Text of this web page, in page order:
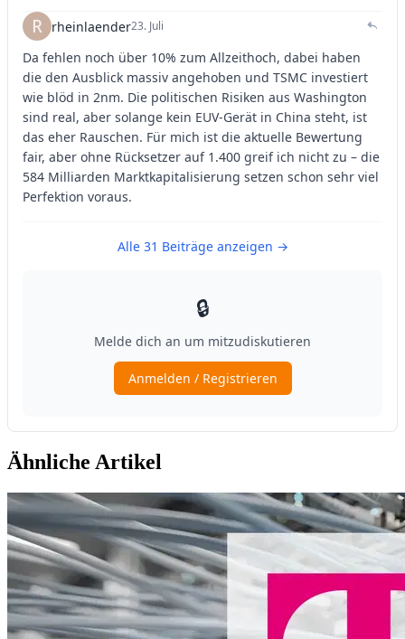
Ähnliche Artikel